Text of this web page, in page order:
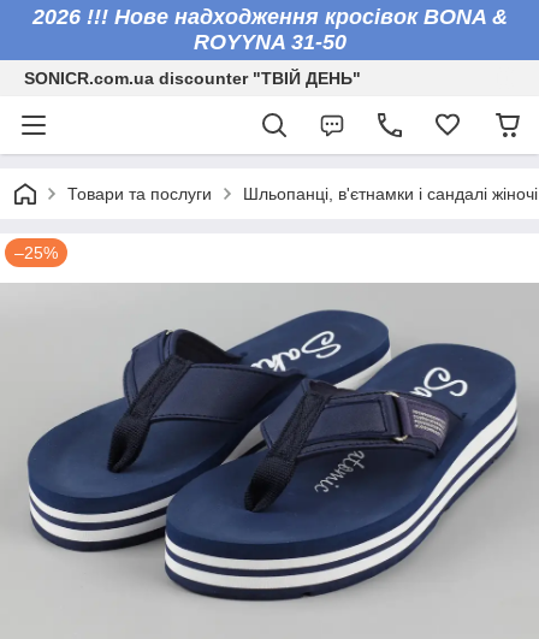
2026 !!! Нове надходження кросівок BONA &
ROYYNA 31-50
SONICR.com.ua discounter "ТВІЙ ДЕНЬ"
Товари та послуги Шльопанці, в'єтнамки і сандалі жіночі
–25%